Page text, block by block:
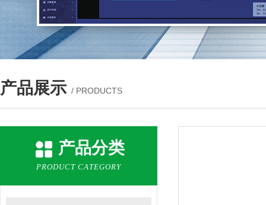
产品展示 / PRODUCTS
产品分类
PRODUCT CATEGORY